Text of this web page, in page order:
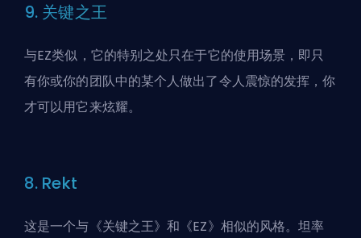
9. 关键之王
与EZ类似，它的特别之处只在于它的使用场景，即只
有你或你的团队中的某个人做出了令人震惊的发挥，你
才可以用它来炫耀。
8. Rekt
这是一个与《关键之王》和《EZ》相似的风格。坦率